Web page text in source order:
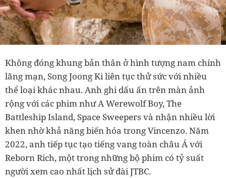
Không đóng khung bản thân ở hình tượng nam chính
lãng mạn, Song Joong Ki liên tục thử sức với nhiều
thể loại khác nhau. Anh ghi dấu ấn trên màn ảnh
rộng với các phim như A Werewolf Boy, The
Battleship Island, Space Sweepers và nhận nhiều lời
khen nhờ khả năng biến hóa trong Vincenzo. Năm
2022, anh tiếp tục tạo tiếng vang toàn châu Á với
Reborn Rich, một trong những bộ phim có tỷ suất
người xem cao nhất lịch sử đài JTBC.